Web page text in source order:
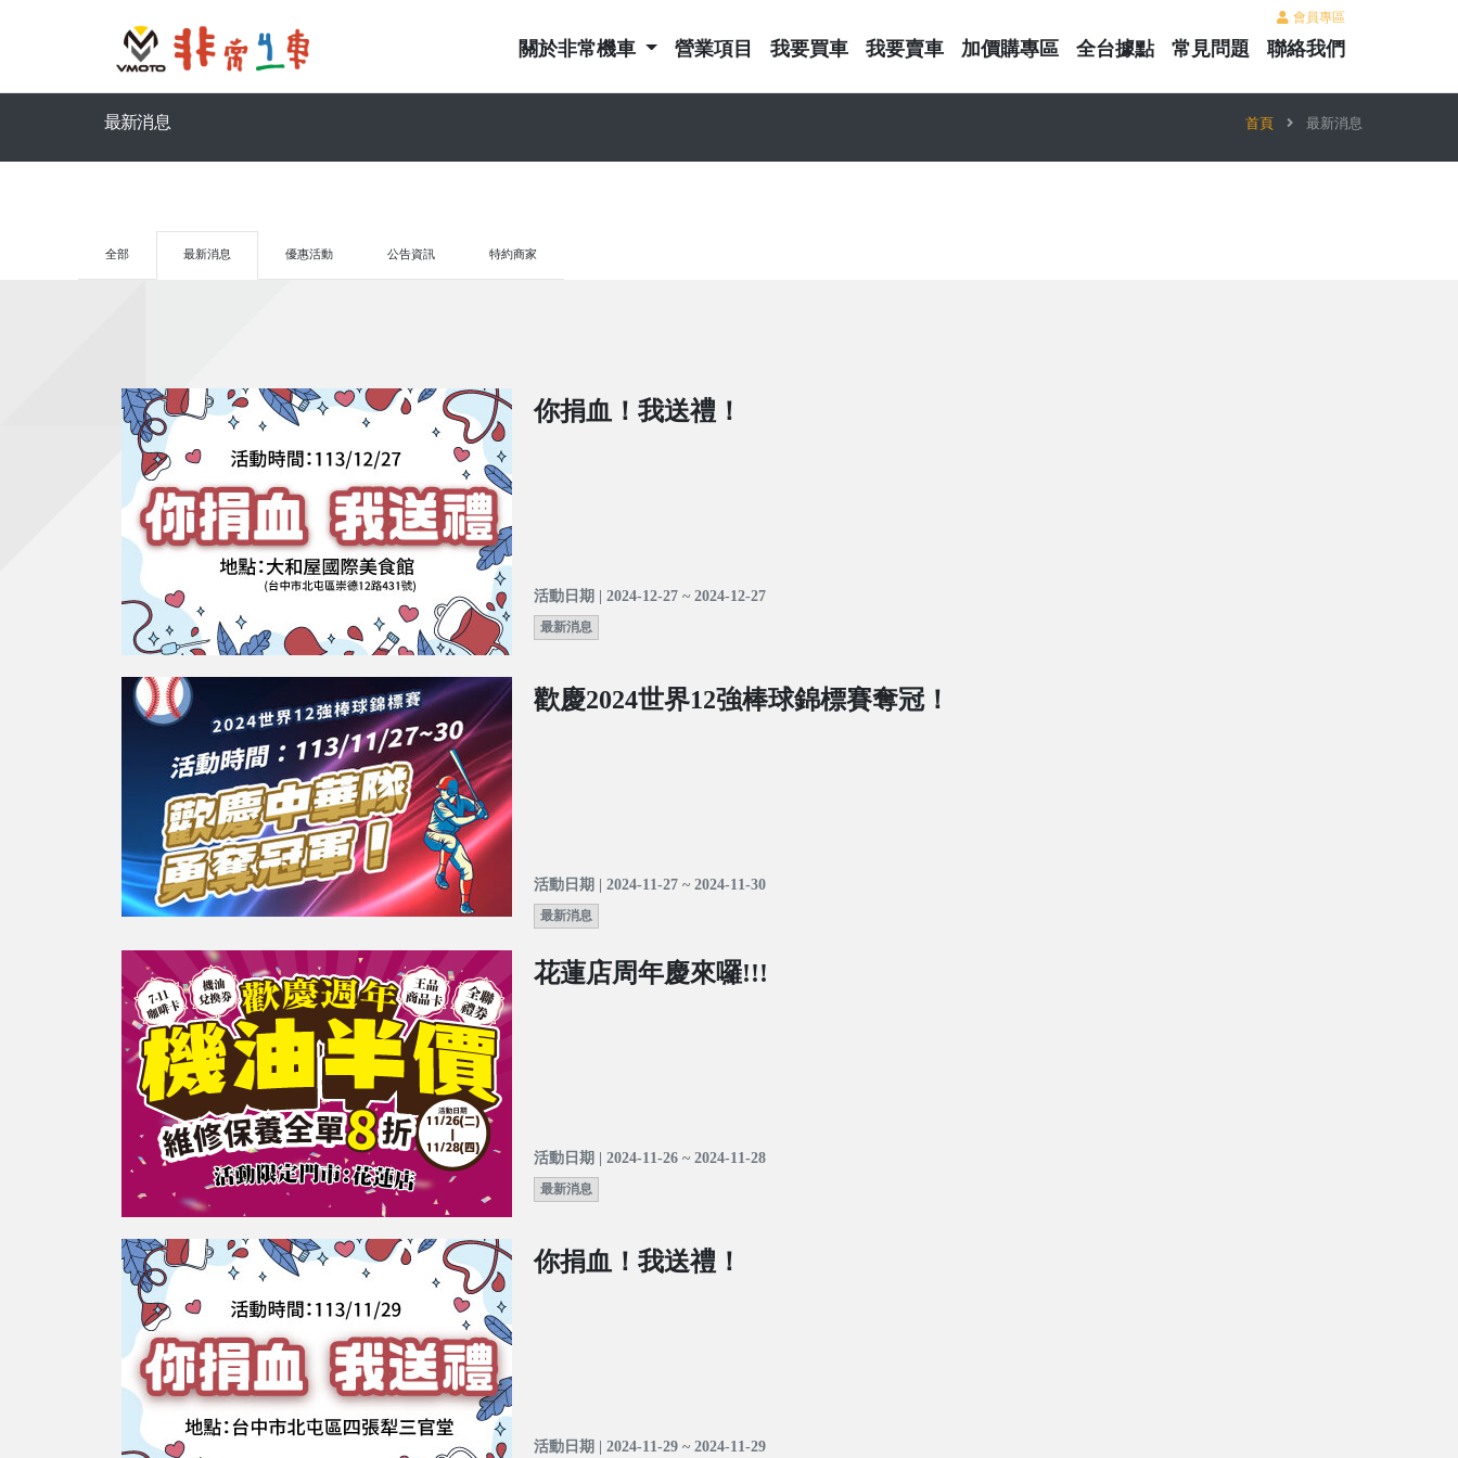
會員專區
關於非常機車 營業項目 我要買車 我要賣車 加價購專區 全台據點 常見問題 聯絡我們
最新消息 首頁 最新消息
全部 最新消息 優惠活動 公告資訊 特約商家
你捐血！我送禮！
活動日期 | 2024-12-27 ~ 2024-12-27
最新消息
歡慶2024世界12強棒球錦標賽奪冠！
活動日期 | 2024-11-27 ~ 2024-11-30
最新消息
花蓮店周年慶來囉!!!
活動日期 | 2024-11-26 ~ 2024-11-28
最新消息
你捐血！我送禮！
活動日期 | 2024-11-29 ~ 2024-11-29